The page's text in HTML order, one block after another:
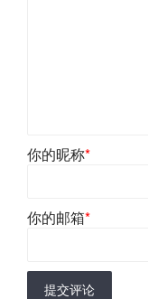
你的昵称*
你的邮箱*
提交评论